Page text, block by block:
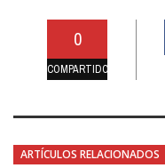
0
COMPARTIDO
ARTÍCULOS RELACIONADOS